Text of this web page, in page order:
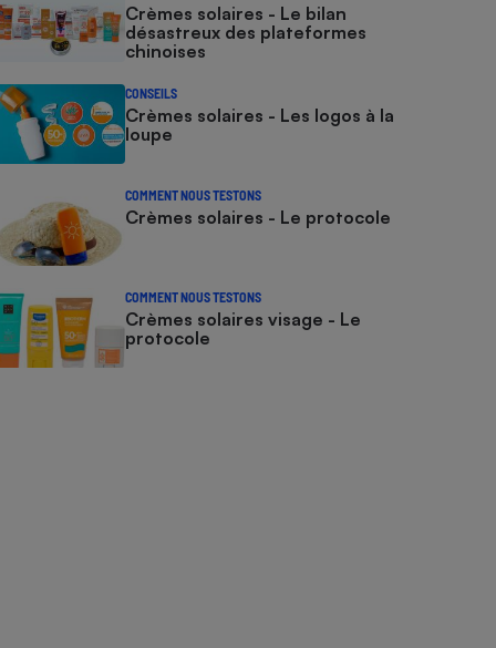
Crèmes solaires - Le bilan
désastreux des plateformes
chinoises
CONSEILS
Crèmes solaires - Les logos à la
loupe
COMMENT NOUS TESTONS
Crèmes solaires - Le protocole
COMMENT NOUS TESTONS
Crèmes solaires visage - Le
protocole